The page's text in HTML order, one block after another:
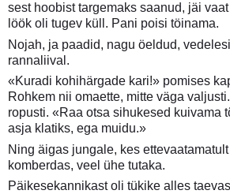
sest hoobist targemaks saanud, jäi
löök oli tugev küll. Pani poisi töinama.
Nojah, ja paadid, nagu öeldud,
rannaliival.
«Kuradi kohihärgade kari!» pomises
Rohkem nii omaette, mitte väga
ropusti. «Raa otsa sihukesed kuivama
asja klatiks, ega muidu.»
Ning äigas jungale, kes
komberdas, veel ühe tutaka.
Päikesekannikast oli tükike alles